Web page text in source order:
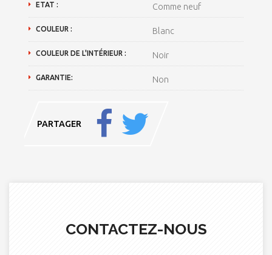
ETAT : Comme neuf
COULEUR : Blanc
COULEUR DE L'INTÉRIEUR : Noir
GARANTIE: Non
PARTAGER
CONTACTEZ-NOUS